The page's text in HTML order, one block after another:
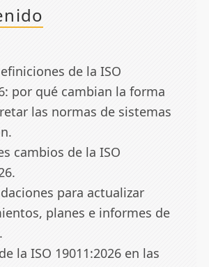
de la ISO
por qué cambian la forma
las normas de sistemas
cambios de la ISO
para actualizar
planes e informes de
la ISO 19011:2026 en las